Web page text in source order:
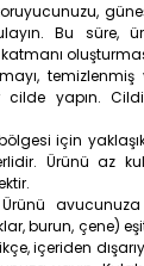
Bu süre,
yapın.
için
Ürünü az
Ürünü
burun, çene)
içeriden